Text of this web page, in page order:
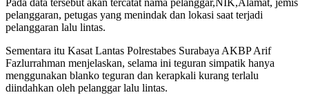
Pada data tersebut akan tercatat nama pelanggar,NIK,Alamat, jemis
pelanggaran, petugas yang menindak dan lokasi saat terjadi
pelanggaran lalu lintas.
Sementara itu Kasat Lantas Polrestabes Surabaya AKBP Arif
Fazlurrahman menjelaskan, selama ini teguran simpatik hanya
menggunakan blanko teguran dan kerapkali kurang terlalu
diindahkan oleh pelanggar lalu lintas.